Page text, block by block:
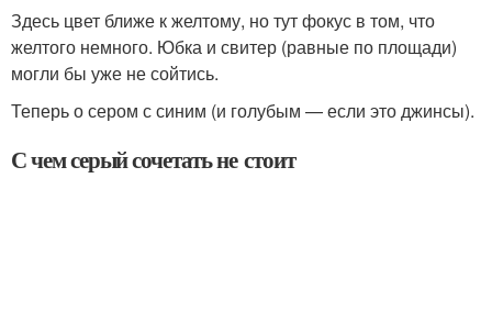
Здесь цвет ближе к желтому, но тут фокус в том, что
желтого немного. Юбка и свитер (равные по площади)
могли бы уже не сойтись.
Теперь о сером с синим (и голубым — если это джинсы).
С чем серый сочетать не стоит